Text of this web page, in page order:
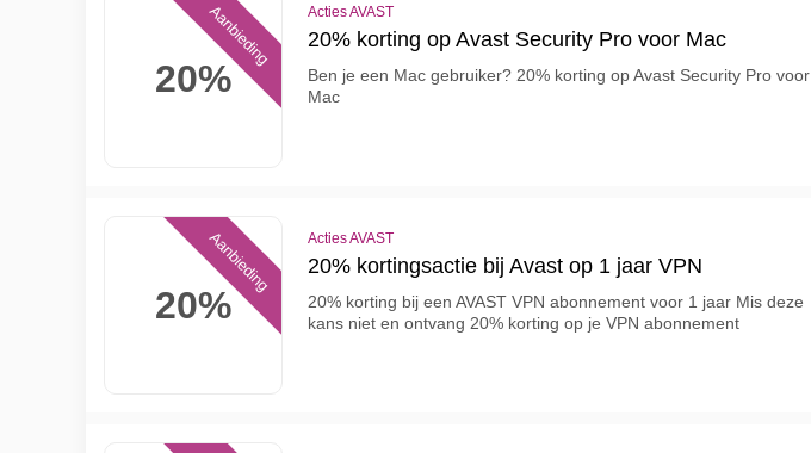
20%
Aanbieding Acties AVAST
20% korting op Avast Security Pro voor Mac
Ben je een Mac gebruiker? 20% korting op Avast Security Pro voor
Mac
20%
Aanbieding Acties AVAST
20% kortingsactie bij Avast op 1 jaar VPN
20% korting bij een AVAST VPN abonnement voor 1 jaar Mis deze
kans niet en ontvang 20% ​​korting op je VPN abonnement